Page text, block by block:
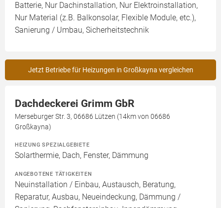
Batterie, Nur Dachinstallation, Nur Elektroinstallation,
Nur Material (z.B. Balkonsolar, Flexible Module, etc.),
Sanierung / Umbau, Sicherheitstechnik
Jetzt Betriebe für Heizungen in Großkayna vergleichen
Dachdeckerei Grimm GbR
Merseburger Str. 3, 06686 Lützen (14km von 06686
Großkayna)
HEIZUNG SPEZIALGEBIETE
Solarthermie, Dach, Fenster, Dämmung
ANGEBOTENE TÄTIGKEITEN
Neuinstallation / Einbau, Austausch, Beratung,
Reparatur, Ausbau, Neueindeckung, Dämmung /